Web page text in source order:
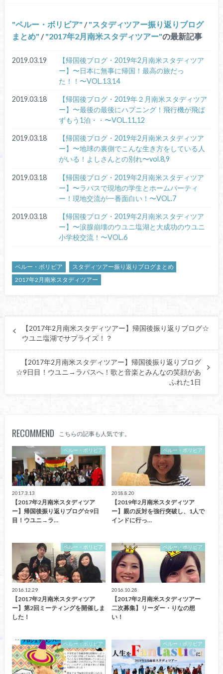
ペルー・ボリビア / スタディツアー振り返りブログ
まとめ / 2017年2月南米スタディツアー の最新記事
2019.03.19
【帰国後ブログ・2019年2月南米スタディツア
ー】〜日本に無事に帰国！最高の旅だっ
た！！〜VOL.13,14
2019.03.18
【帰国後ブログ・2019年２月南米スタディツア
ー】〜最後の最後にハプニング！飛行機が飛ば
ずもう1泊・・〜VOL.11,12
2019.03.18
【帰国後ブログ・2019年2月南米スタディツア
ー】〜地球の裏側でこんな生き方をしている人
がいる！よしさんとの別れ〜vol.8,9
2019.03.18
【帰国後ブログ・2019年2月南米スタディツア
ー】〜ラパスで現地の学生とホームパーティ
ー！現地交流が一番面白い！〜VOL.7
2019.03.18
【帰国後ブログ・2019年2月南米スタディツア
ー】〜涙腺崩壊のウユニ塩湖と大成功のウユニ
小学校交流！〜VOL.6
ペルー・ボリビア
スタディツアー振り返りブログまとめ
2017年2月南米スタディツアー
【2017年2月南米スタディツアー】帰国後振り返りブログ☆
ウユニ塩湖でサプライズ！？
【2017年2月南米スタディツアー】帰国後振り返りブログ
☆9日目！ウユニ→ラパスへ！歌と音楽とみんなの笑顔があ
ふれた1日
RECOMMEND こちらの記事も人気です。
ペルー・ボリビア
2017.3.13
【2017年2月南米スタディツア
ー】帰国後振り返りブログ☆9日
目！ウユニ→ラ…
ペルー・ボリビア
2018.8.20
【2019年2月南米スタディツア
ー】親の反対を強行突破し、1人で
インドに行っ…
ペルー・ボリビア
2016.12.29
【2017年2月南米スタディツア
ー】第2回ミーティングを開催しま
した！
ペルー・ボリビア
2016.10.28
【2017年2月南米スタディツアー
二次募集】リーダー・りなの想
い！
ペルー・ボリビア ペルー・ボリビア